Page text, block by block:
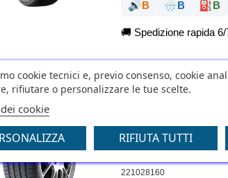
🔊B 🌧️B ⛽B
🚚 Spedizione rapida
LINGLONG
MASTER
EUROPA
221028160
cookie tecnici e, previo consenso, cookie
rifiutare o personalizzare le tue scelte.
cookie
RIFIUTA TUTTI